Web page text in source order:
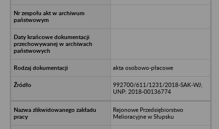
akta osobowo-płacowe
992700/611/1231/2018-SAK-WJ;
UNP: 2018-00136774
Rejonowe Przedsiębiorstwo
Melioracyjne w Słupsku